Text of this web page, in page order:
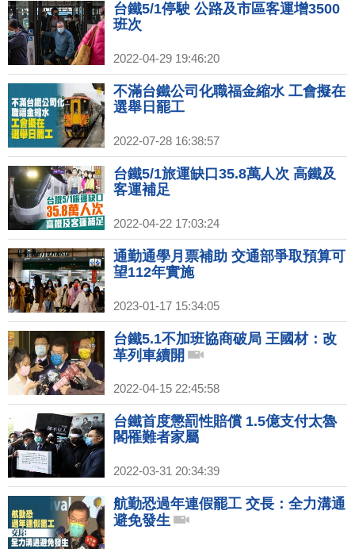
台鐵5/1停駛 公路及市區客運增3500
班次
2022-04-29 19:46:20
不滿台鐵公司化職福金縮水 工會擬在
選舉日罷工
2022-07-28 16:38:57
台鐵5/1旅運缺口35.8萬人次 高鐵及
客運補足
2022-04-22 17:03:24
通勤通學月票補助 交通部爭取預算可
望112年實施
2023-01-17 15:34:05
台鐵5.1不加班協商破局 王國材：改
革列車續開
2022-04-15 22:45:58
台鐵首度懲罰性賠償 1.5億支付太魯
閣罹難者家屬
2022-03-31 20:34:39
航勤恐過年連假罷工 交長：全力溝通
避免發生